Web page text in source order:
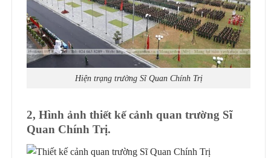
Hiện trạng trường Sĩ Quan Chính Trị
2, Hình ảnh thiết kế cảnh quan trường Sĩ
Quan Chính Trị.